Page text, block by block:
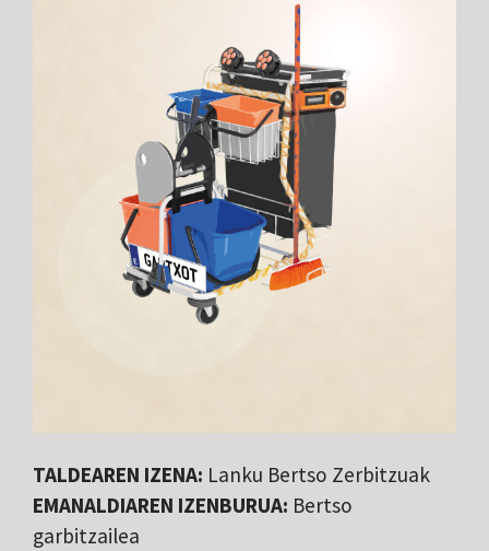
TALDEAREN IZENA: Lanku Bertso Zerbitzuak
EMANALDIAREN IZENBURUA: Bertso
garbitzailea